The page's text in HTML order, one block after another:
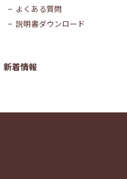
よくある質問
説明書ダウンロード
新着情報